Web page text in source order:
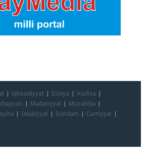
İqtisadiyyat Dünya
Hadisə
Mədəniyyət
Müsahibə
Ədəbiyyat Gündəm
Cəmiyyət